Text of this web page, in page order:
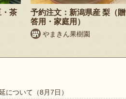
茶
予約注文：新潟県産 梨（贈
答用・家庭用）
やまきん果樹園
について（8月7日）